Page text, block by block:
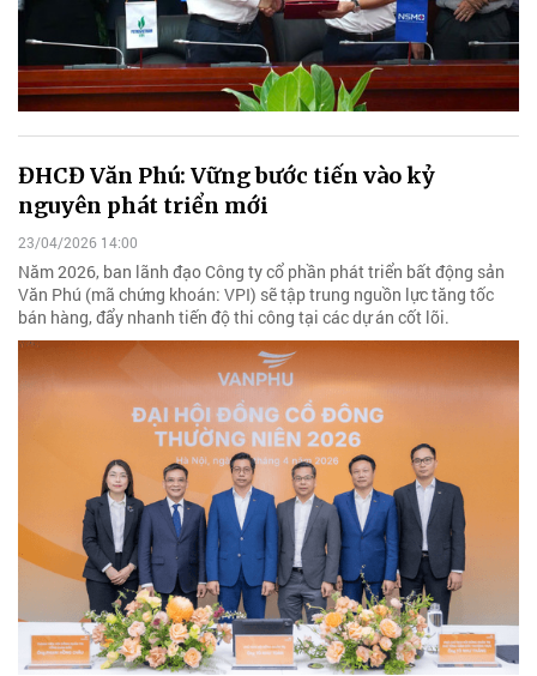
ĐHCĐ Văn Phú: Vững bước tiến vào kỷ
nguyên phát triển mới
23/04/2026 14:00
Năm 2026, ban lãnh đạo Công ty cổ phần phát triển bất động sản
Văn Phú (mã chứng khoán: VPI) sẽ tập trung nguồn lực tăng tốc
bán hàng, đẩy nhanh tiến độ thi công tại các dự án cốt lõi.